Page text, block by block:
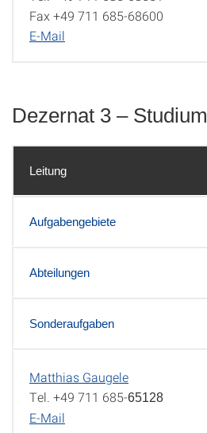
Fax +49 711 685-68600
E-Mail
Dezernat 3 – Studium
Leitung
Aufgabengebiete
Abteilungen
Sonderaufgaben
Leitung
Matthias Gaugele
Tel. +49 711 685-65128
E-Mail